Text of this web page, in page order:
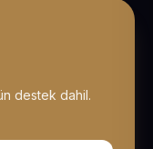
destek dahil.